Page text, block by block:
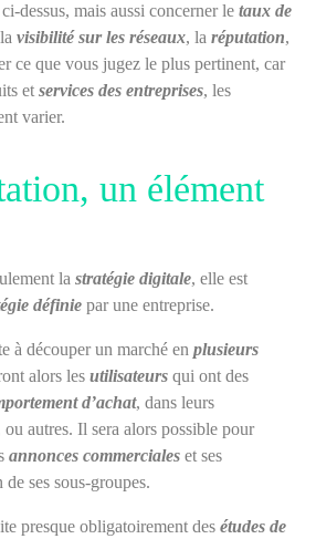
dessus, mais aussi concerner le taux de
visibilité sur les réseaux, la réputation,
ce que vous jugez le plus pertinent, car
et services des entreprises, les
varier.
un élément
la stratégie digitale, elle est
définie par une entreprise.
à découper un marché en plusieurs
alors les utilisateurs qui ont des
d’achat, dans leurs
ou autres. Il sera alors possible pour
annonces commerciales et ses
ses sous-groupes.
presque obligatoirement des études de